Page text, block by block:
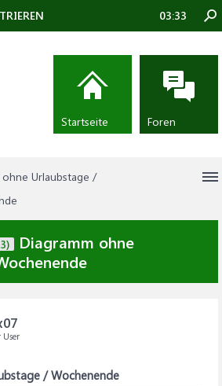
ohne Urlaubstage /
Diagramm ohne
User
/ Wochenende
03:33
Startseite Foren